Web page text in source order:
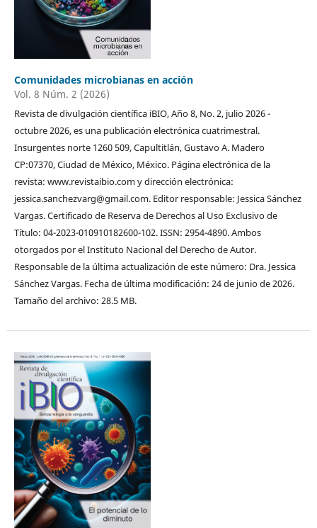
Comunidades microbianas en acción
Vol. 8 Núm. 2 (2026)
Revista de divulgación científica iBIO, Año 8, No. 2, julio 2026 -
octubre 2026, es una publicación electrónica cuatrimestral.
Insurgentes norte 1260 509, Capultitlán, Gustavo A. Madero
CP:07370, Ciudad de México, México. Página electrónica de la
revista: www.revistaibio.com y dirección electrónica:
jessica.sanchezvarg@gmail.com. Editor responsable: Jessica Sánchez
Vargas. Certificado de Reserva de Derechos al Uso Exclusivo de
Título: 04-2023-010910182600-102. ISSN: 2954-4890. Ambos
otorgados por el Instituto Nacional del Derecho de Autor.
Responsable de la última actualización de este número: Dra. Jessica
Sánchez Vargas. Fecha de última modificación: 24 de junio de 2026.
Tamaño del archivo: 28.5 MB.